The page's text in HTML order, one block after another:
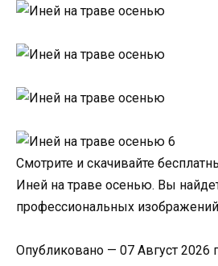
Смотрите и скачивайте
Иней на траве осенью. Вы
профессиональных
Опубликовано — 07 Август 2026